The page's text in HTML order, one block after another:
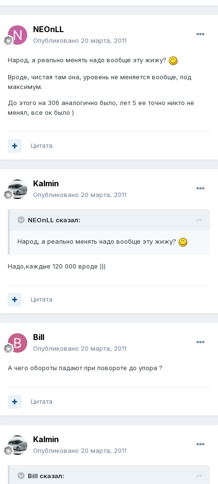
NEOnLL
Опубликовано 20 марта, 2011
Народ, а реально менять надо вообще эту жижу?
Вроде, чистая там она, уровень не меняется вообще, под
максимум.
До этого на 306 аналогично было, лет 5 ее точно никто не
менял, все ок было )
Цитата
Kalmin
Опубликовано 20 марта, 2011
NEOnLL сказал:
Народ, а реально менять надо вообще эту жижу?
Надо,каждые 120 000 вроде )))
Цитата
Bill
Опубликовано 20 марта, 2011
А чего обороты падают при повороте до упора ?
Цитата
Kalmin
Опубликовано 20 марта, 2011
Bill сказал: